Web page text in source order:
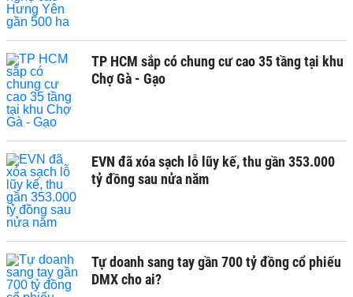
TP HCM sắp có chung cư cao 35 tầng tại khu
Chợ Gà - Gạo
EVN đã xóa sạch lỗ lũy kế, thu gần 353.000
tỷ đồng sau nửa năm
Tự doanh sang tay gần 700 tỷ đồng cổ phiếu
DMX cho ai?